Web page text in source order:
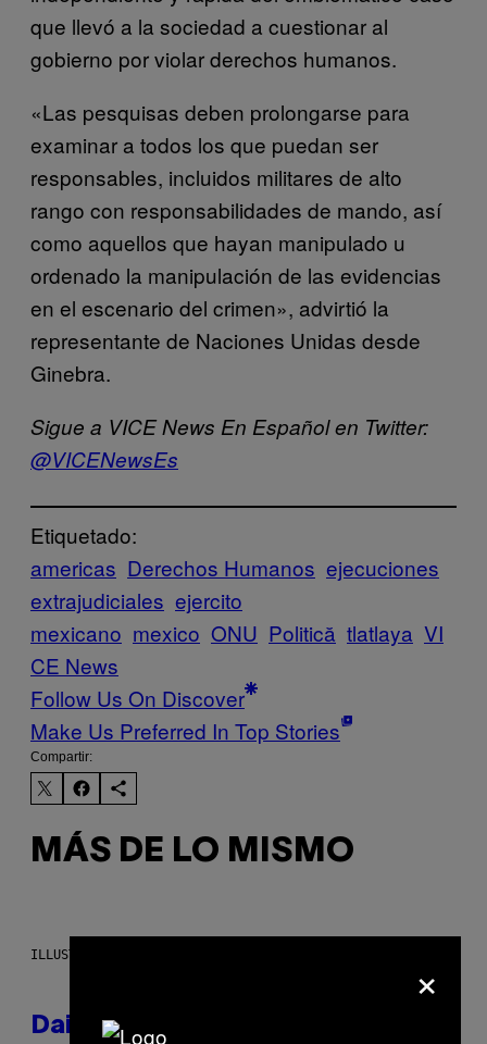
que llevó a la sociedad a cuestionar al
gobierno por violar derechos humanos.
«Las pesquisas deben prolongarse para
examinar a todos los que puedan ser
responsables, incluidos militares de alto
rango con responsabilidades de mando, así
como aquellos que hayan manipulado u
ordenado la manipulación de las evidencias
en el escenario del crimen», advirtió la
representante de Naciones Unidas desde
Ginebra.
Sigue a VICE News En Español en Twitter:
@VICENewsEs
Etiquetado:
americas Derechos Humanos ejecuciones
extrajudiciales ejercito
mexicano mexico ONU Politică tlatlaya VI
CE News
Follow Us On Discover
Make Us Preferred In Top Stories
Compartir:
MÁS DE LO MISMO
ILLUSTRATION BY REESA.
Daily Horoscope: August 10,
×